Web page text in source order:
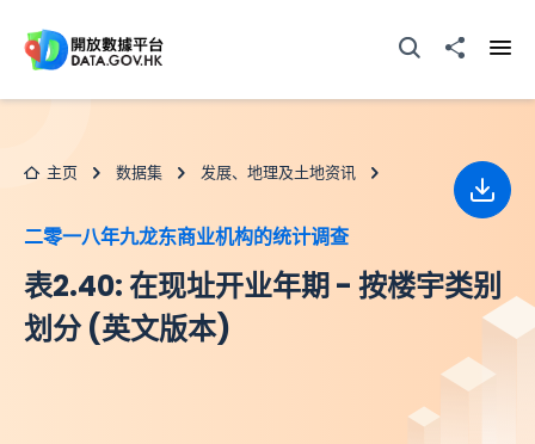
打开搜寻器分享至
主页 数据集 发展、地理及土地资讯
二零一八年九龙东商业机构的统计调查
表2.40: 在现址开业年期 - 按楼宇类别
划分 (英文版本)
下载